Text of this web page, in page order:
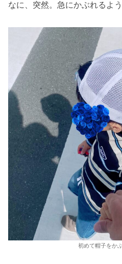
なに、突然。急にかぶれるよ
初めて帽子をか